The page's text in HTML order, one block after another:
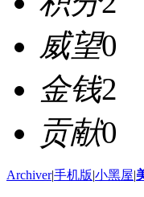
威望0
金钱2
贡献0
Archiver|手机版|小黑屋|